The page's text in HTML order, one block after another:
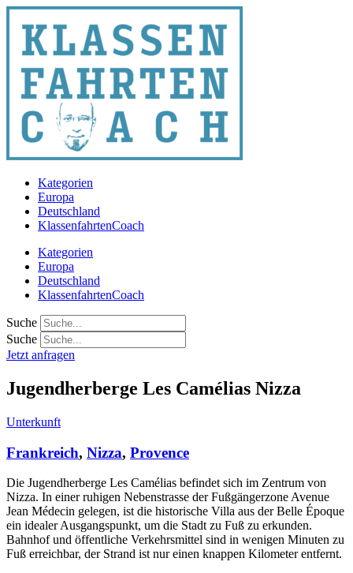
Zum
Inhalt
springen
Kategorien
Europa
Deutschland
KlassenfahrtenCoach
Kategorien
Europa
Deutschland
KlassenfahrtenCoach
Suche
Suche
Jetzt anfragen
Jugendherberge Les Camélias Nizza
Unterkunft
Frankreich, Nizza, Provence
Die Jugendherberge Les Camélias befindet sich im Zentrum von
Nizza. In einer ruhigen Nebenstrasse der Fußgängerzone Avenue
Jean Médecin gelegen, ist die historische Villa aus der Belle Époque
ein idealer Ausgangspunkt, um die Stadt zu Fuß zu erkunden.
Bahnhof und öffentliche Verkehrsmittel sind in wenigen Minuten zu
Fuß erreichbar, der Strand ist nur einen knappen Kilometer entfernt.